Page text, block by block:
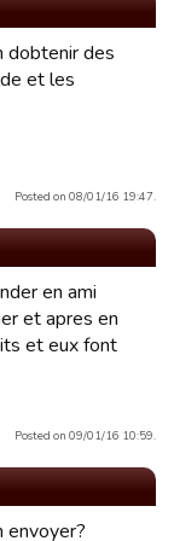
dobtenir des
et les
Posted on 08/01/16 19:47.
en ami
et apres en
et eux font
Posted on 09/01/16 10:59.
envoyer?